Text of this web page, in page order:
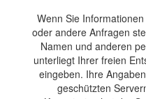
Wenn Sie
oder andere Anfragen
Namen und anderen
unterliegt Ihrer freien
eingeben. Ihre
geschützten